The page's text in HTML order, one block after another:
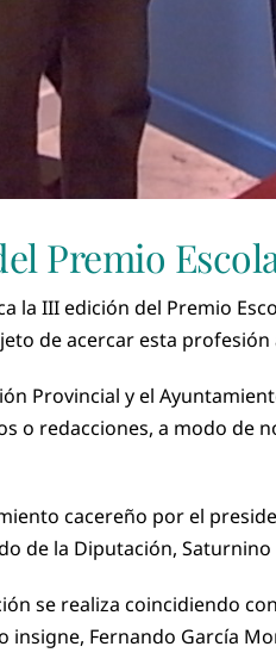
Premio
la III edición del Premio
de acercar esta
Provincial y el
o redacciones, a modo
cacereño por el
de la Diputación,
se realiza coincidiendo
Fernando García